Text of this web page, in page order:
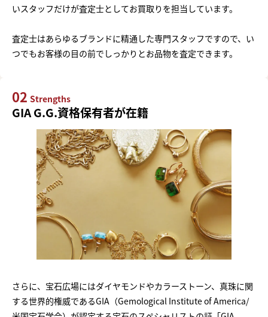
いスタッフだけが査定士としてお買取りを担当しています。
査定士はあらゆるブランドに精通した専門スタッフですので、い
つでもお客様の目の前でしっかりとお品物を査定できます。
02 Strengths
GIA G.G.資格保有者が在籍
さらに、宝石広場にはダイヤモンドやカラーストーン、真珠に関
する世界的権威であるGIA（Gemological Institute of America/